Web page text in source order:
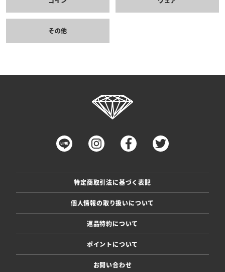
その他
特定商取引法に基づく表記
個人情報の取り扱いについて
返品特約について
ポイントについて
お問い合わせ